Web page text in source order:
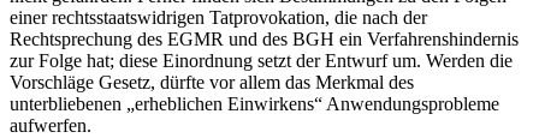
einer rechtsstaatswidrigen Tatprovokation, die nach der
Rechtsprechung des EGMR und des BGH ein Verfahrenshindernis
zur Folge hat; diese Einordnung setzt der Entwurf um. Werden die
Vorschläge Gesetz, dürfte vor allem das Merkmal des
unterbliebenen „erheblichen Einwirkens“ Anwendungsprobleme
aufwerfen.